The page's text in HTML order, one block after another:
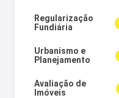
Regularização
Fundiária
Urbanismo e
Planejamento
Avaliação de
Imóveis